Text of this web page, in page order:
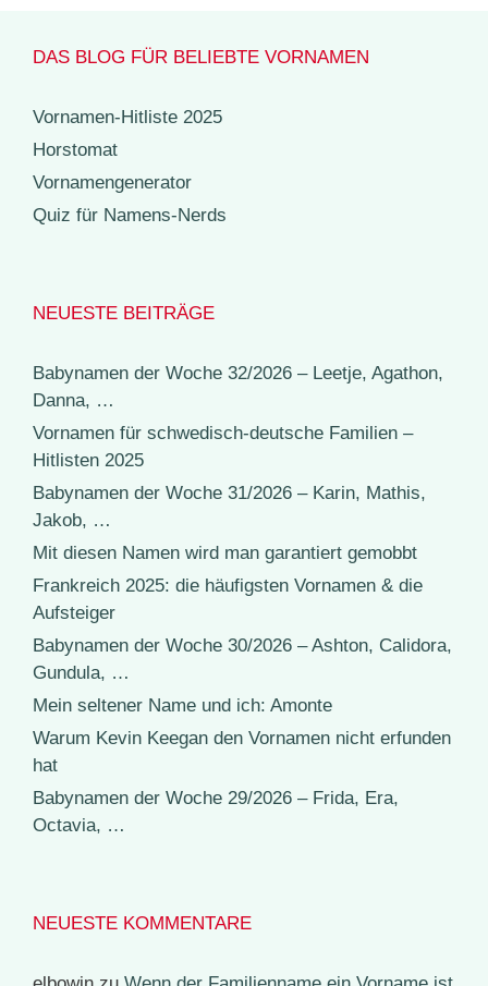
DAS BLOG FÜR BELIEBTE VORNAMEN
Vornamen-Hitliste 2025
Horstomat
Vornamengenerator
Quiz für Namens-Nerds
NEUESTE BEITRÄGE
Babynamen der Woche 32/2026 – Leetje, Agathon,
Danna, …
Vornamen für schwedisch-deutsche Familien –
Hitlisten 2025
Babynamen der Woche 31/2026 – Karin, Mathis,
Jakob, …
Mit diesen Namen wird man garantiert gemobbt
Frankreich 2025: die häufigsten Vornamen & die
Aufsteiger
Babynamen der Woche 30/2026 – Ashton, Calidora,
Gundula, …
Mein seltener Name und ich: Amonte
Warum Kevin Keegan den Vornamen nicht erfunden
hat
Babynamen der Woche 29/2026 – Frida, Era,
Octavia, …
NEUESTE KOMMENTARE